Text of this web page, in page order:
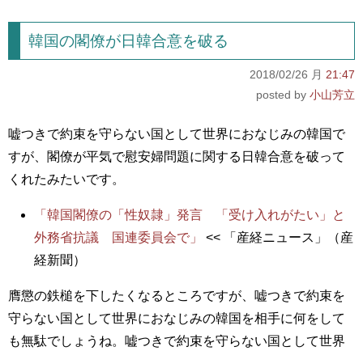
韓国の閣僚が日韓合意を破る
2018/02/26 月 21:47
小山芳立
嘘つきで約束を守らない国として世界におなじみの韓国で
すが、閣僚が平気で慰安婦問題に関する日韓合意を破って
くれたみたいです。
「韓国閣僚の「性奴隷」発言 「受け入れがたい」と
外務省抗議 国連委員会で」
<< 「産経ニュース」（産
経新聞）
膺懲の鉄槌を下したくなるところですが、嘘つきで約束を
守らない国として世界におなじみの韓国を相手に何をして
も無駄でしょうね。嘘つきで約束を守らない国として世界